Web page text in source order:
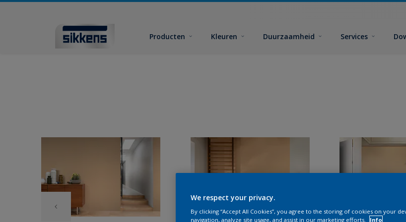
Producten Kleuren Duurzaamheid Services
We respect your privacy.
By clicking “Accept All Cookies”, you agree to the storing of cookies on your
navigation, analyze site usage, and assist in our marketing efforts.
Info